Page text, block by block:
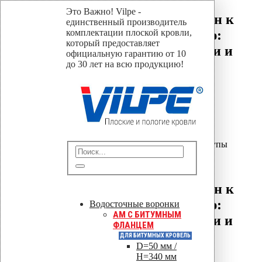
Это Важно! Vilpe -
единственный производитель
комплектации плоской кровли,
который предоставляет
официальную гарантию от 10
до 30 лет на всю продукцию!
Водосточные воронки
AM C БИТУМНЫМ
ФЛАНЦЕМ
ДЛЯ БИТУМНЫХ КРОВЕЛЬ
D=50 мм /
H=340 мм
Крепление ПВХ мембран к
деревянному основанию:
телескопические дюбели и
шурупы
Home
Крепёж ПВХ мембран,
Проектирование и расчёт
Крепление ПВХ мембран к
телескопические дюбели и шурупы
Июл
Крепление ПВХ мембран к
деревянному основанию:
телескопические дюбели и